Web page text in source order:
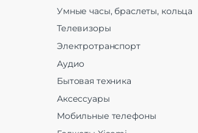
Умные часы, браслеты, кольца
Телевизоры
Электротранспорт
Аудио
Бытовая техника
Аксессуары
Мобильные телефоны